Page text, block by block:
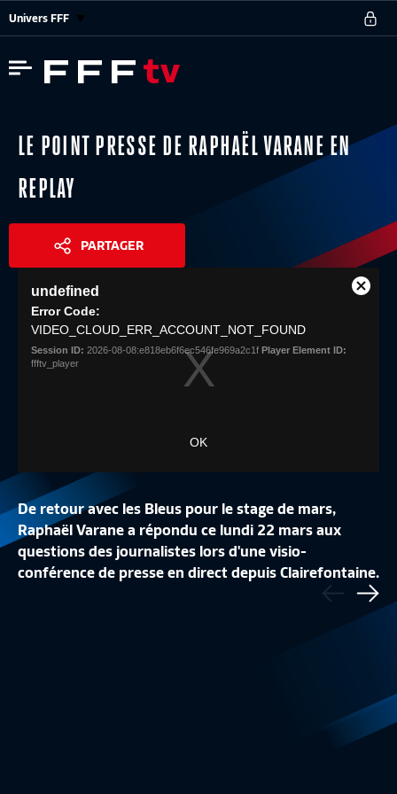
Univers FFF
LE POINT PRESSE DE RAPHAËL VARANE EN
REPLAY
PARTAGER
Share
modal
undefined
Error Code:
VIDEO_CLOUD_ERR_ACCOUNT_NOT_FOUND
Session ID: 2026-08-08:e818eb6f6ec546fe969a2c1f Player Element ID:
ffftv_player
OK
Close
De retour avec les Bleus pour le stage de mars,
Raphaël Varane a répondu ce lundi 22 mars aux
questions des journalistes lors d'une visio-
conférence de presse en direct depuis Clairefontaine.
Précédent
LE DISCOURS DU PRÉSIDENT PHILIPPE
UNE JOURNÉE
LA 1/2 FINALE DE
Equipe de France